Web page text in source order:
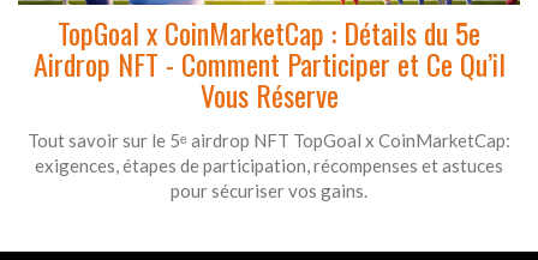
TopGoal x CoinMarketCap : Détails du 5e
Airdrop NFT - Comment Participer et Ce Qu’il
Vous Réserve
Tout savoir sur le 5ᵉ airdrop NFT TopGoal x CoinMarketCap:
exigences, étapes de participation, récompenses et astuces
pour sécuriser vos gains.